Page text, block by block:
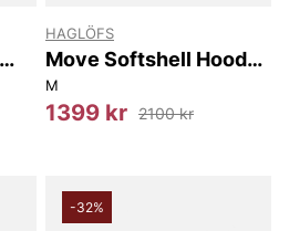
HAGLÖFS
Move Softshell Hood
Women
M
1399 kr 2100 kr
-32%